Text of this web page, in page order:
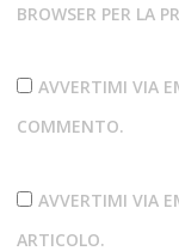
BROWSER PER LA
AVVERTIMI VIA
COMMENTO.
AVVERTIMI VIA
ARTICOLO.